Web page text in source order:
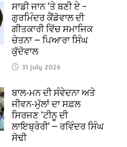
ਸਾਡੀ ਜਾਨ ‘ਤੇ ਬਣੀ ਏ –
ਗੁਰਮਿੰਦਰ ਕੈਂਡੋਵਾਲ ਦੀ
ਗੀਤਕਾਰੀ ਵਿੱਚ ਸਮਾਜਿਕ
ਚੇਤਨਾ — ਪਿਆਰਾ ਸਿੰਘ
ਕੁੱਦੋਵਾਲ
31 July 2026
ਬਾਲ-ਮਨ ਦੀ ਸੰਵੇਦਨਾ ਅਤੇ
ਜੀਵਨ-ਮੁੱਲਾਂ ਦਾ ਸਫ਼ਲ
ਸਿਰਜਣ ‘ਟੀਨੂ ਦੀ
ਲਾਇਬ੍ਰੇਰੀ’ — ਰਵਿੰਦਰ ਸਿੰਘ
ਸੋਢੀ